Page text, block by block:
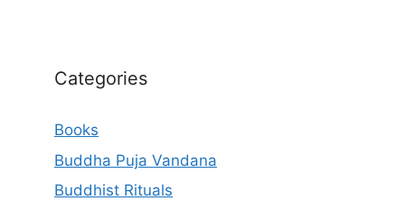
Categories
Books
Buddha Puja Vandana
Buddhist Rituals